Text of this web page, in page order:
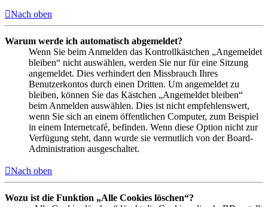
Nach oben
Warum werde ich automatisch abgemeldet?
Wenn Sie beim Anmelden das Kontrollkästchen „Angemeldet
bleiben“ nicht auswählen, werden Sie nur für eine Sitzung
angemeldet. Dies verhindert den Missbrauch Ihres
Benutzerkontos durch einen Dritten. Um angemeldet zu
bleiben, können Sie das Kästchen „Angemeldet bleiben“
beim Anmelden auswählen. Dies ist nicht empfehlenswert,
wenn Sie sich an einem öffentlichen Computer, zum Beispiel
in einem Internetcafé, befinden. Wenn diese Option nicht zur
Verfügung steht, dann wurde sie vermutlich von der Board-
Administration ausgeschaltet.
Nach oben
Wozu ist die Funktion „Alle Cookies löschen“?